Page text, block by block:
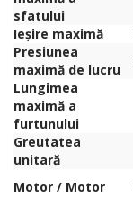
sfatului
Ieșire maximă
Presiunea
maximă de lucru
Lungimea
maximă a
furtunului
Greutatea
unitară
Motor / Motor